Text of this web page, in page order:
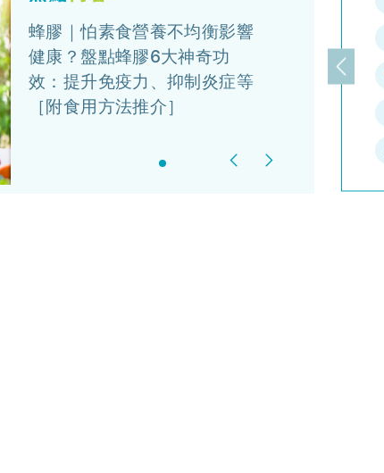
蜂膠｜怕素食營養不均衡影響
健康？盤點蜂膠6大神奇功
效：提升免疫力、抑制炎症等
［附食用方法推介］
Previous
上一頁